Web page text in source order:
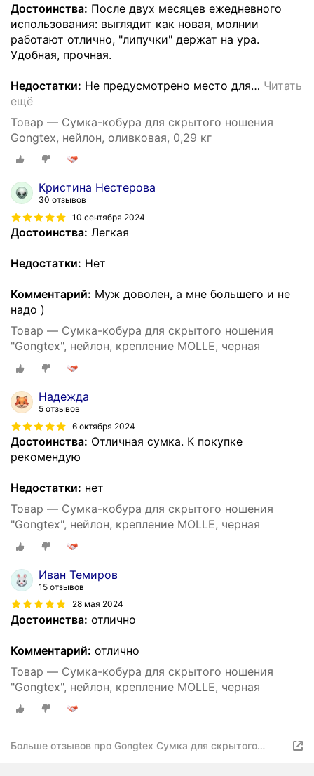
Достоинства: После двух месяцев ежедневного
использования: выглядит как новая, молнии
работают отлично, "липучки" держат на ура.
Удобная, прочная.
Недостатки: Не предусмотрено место для… Читать
ещё
Товар — Сумка-кобура для скрытого ношения
Gongtex, нейлон, оливковая, 0,29 кг
Кристина Нестерова
30 отзывов
10 сентября 2024
Достоинства: Легкая
Недостатки: Нет
Комментарий: Муж доволен, а мне большего и не
надо )
Товар — Сумка-кобура для скрытого ношения
"Gongtex", нейлон, крепление MOLLE, черная
Надежда
5 отзывов
6 октября 2024
Достоинства: Отличная сумка. К покупке
рекомендую
Недостатки: нет
Товар — Сумка-кобура для скрытого ношения
"Gongtex", нейлон, крепление MOLLE, черная
Иван Темиров
15 отзывов
28 мая 2024
Достоинства: отлично
Комментарий: отлично
Товар — Сумка-кобура для скрытого ношения
"Gongtex", нейлон, крепление MOLLE, черная
Больше отзывов про Gongtex Сумка для скрытого